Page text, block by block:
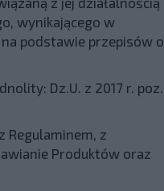
wynikającego w
podstawie przepisów o
Dz.U. z 2017 r. poz.
Regulaminem, z
Produktów oraz